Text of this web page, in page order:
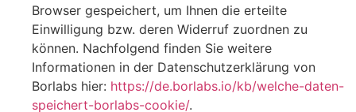
Browser gespeichert, um Ihnen die erteilte
Einwilligung bzw. deren Widerruf zuordnen zu
können. Nachfolgend finden Sie weitere
Informationen in der Datenschutzerklärung von
Borlabs hier: https://de.borlabs.io/kb/welche-daten-
speichert-borlabs-cookie/.